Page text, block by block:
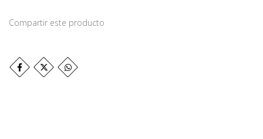
Compartir este producto